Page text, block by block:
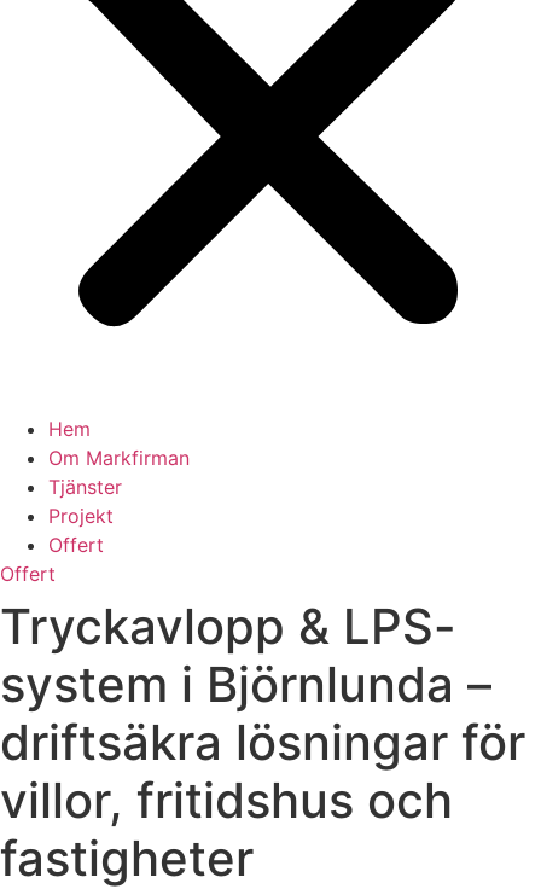
Hem
Om Markfirman
Tjänster
Projekt
Offert
Offert
Tryckavlopp & LPS-
system i Björnlunda –
driftsäkra lösningar för
villor, fritidshus och
fastigheter